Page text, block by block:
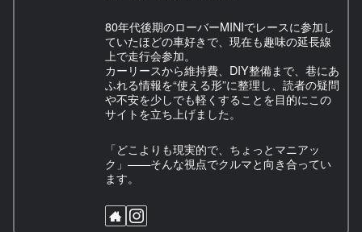
80年代後期のローバーMINIでレースに参加し
ていたほどの車好きで、現在も趣味の延長線
上で走行会参加。
カーリースから維持費、DIY整備まで、巷にあ
ふれる情報を“使える形”に整理し、読者の疑問
や不安を少しでも軽くすることを目的にこの
サイトを立ち上げました。
「どこよりも現実的で、ちょっとマニアッ
ク」——そんな視点でクルマと向き合ってい
ます。